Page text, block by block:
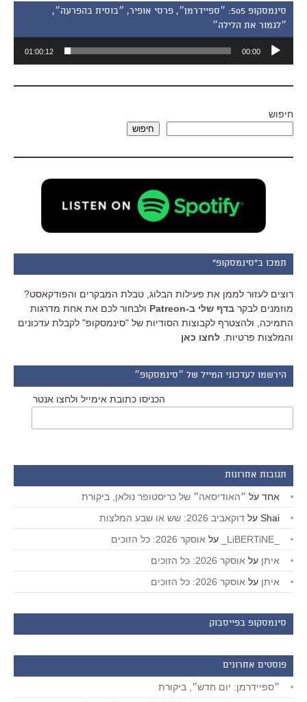
סינמסקופ 505: ״ספיידרמן״, פרסי אופיר, ״בוסית בהפרעה״,
״לגמור את הלילה״
אודיו
00:00
01:00:12
חיפוש
חיפוש
תמכו ב"סינמסקופ"
רוצים לעזור לממן את פעילות הבלוג, טבלת המבקרים והפודקאסט?
מוזמנים לבקר בדף שלי ב-Patreon
ולבחור לכם את אחת מדרגות
התמיכה, ולהצטרף לקבוצות הסודיות של "סינמסקופ" לקבלת עדכונים
והמלצות פרטיות. לחצו כאן
הירשמו לעדכוני המייל של ״סינמסקופ״
הכניסו כתובת אימייל ולחצו אנטר
תגובות אחרונות
אחד על ״האודיסאה״ של כריסטופר נולאן, ביקורת
Shai על דוקאביב 2026: שש או שבע המלצות
על אוסקר 2026: כל הזוכים
איתן על אוסקר 2026: כל הזוכים
איתן על אוסקר 2026: כל הזוכים
סינמסקופ בפייסבוק
פוסטים אחרונים
״ספיידרמן: יום חדש״, ביקורת